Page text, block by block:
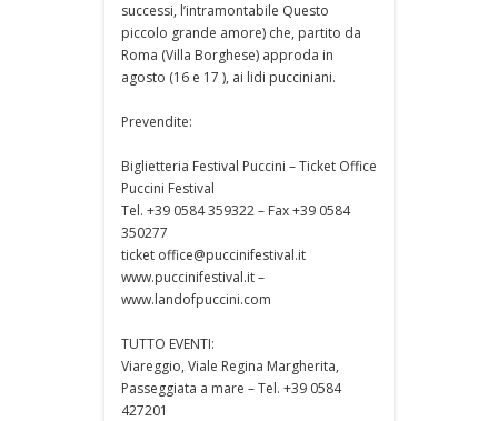
successi, l’intramontabile Questo
piccolo grande amore) che, partito da
Roma (Villa Borghese) approda in
agosto (16 e 17 ), ai lidi pucciniani.
Prevendite:
Biglietteria Festival Puccini – Ticket Office
Puccini Festival
Tel. +39 0584 359322 – Fax +39 0584
350277
ticket office@puccinifestival.it
www.puccinifestival.it –
www.landofpuccini.com
TUTTO EVENTI:
Viareggio, Viale Regina Margherita,
Passeggiata a mare – Tel. +39 0584
427201